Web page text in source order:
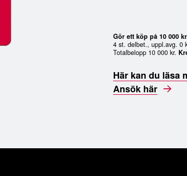
Gör ett köp på 10 000
4 st. delbet., uppl.avg. 0
Totalbelopp 10 000 kr.
Här kan du läsa
Ansök här